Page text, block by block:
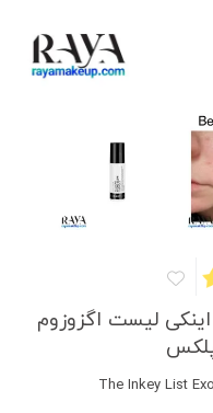
لیست اگزوزوم
The Inkey List